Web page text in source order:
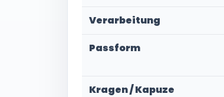
Verarbeitung
Passform
Kragen / Kapuze